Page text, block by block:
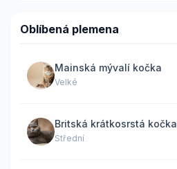
Oblíbená plemena
Mainská mývalí kočka
Velké
Britská krátkosrstá kočka
Střední